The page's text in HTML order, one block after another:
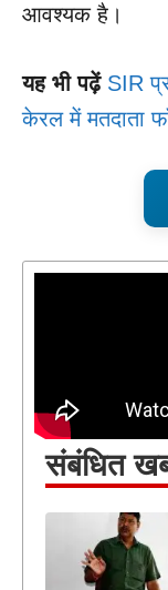
आवश्यक है।
यह भी पढ़ें SIR
केरल में मतदाता
संबंधित